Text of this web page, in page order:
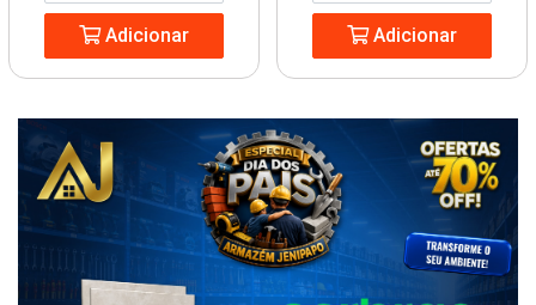
Adicionar Adicionar